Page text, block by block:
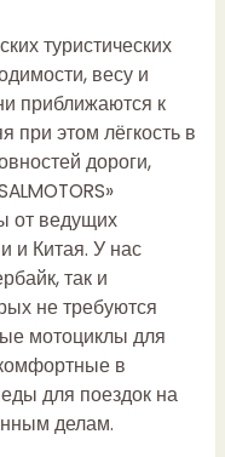
туристических
весу и
приближаются к
при этом лёгкость в
дороги,
от ведущих
и Китая. У нас
так и
не требуются
мотоциклы для
в
для поездок на
делам.